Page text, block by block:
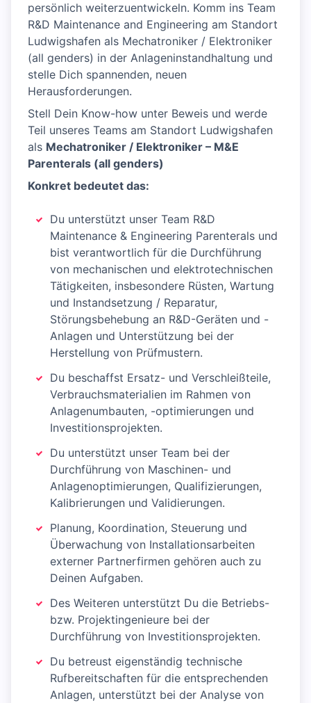
persönlich weiterzuentwickeln. Komm ins Team
R&D Maintenance and Engineering am Standort
Ludwigshafen als Mechatroniker / Elektroniker
(all genders) in der Anlageninstandhaltung und
stelle Dich spannenden, neuen
Herausforderungen.
Stell Dein Know-how unter Beweis und werde
Teil unseres Teams am Standort Ludwigshafen
als Mechatroniker / Elektroniker – M&E
Parenterals (all genders)
Konkret bedeutet das:
Du unterstützt unser Team R&D
Maintenance & Engineering Parenterals und
bist verantwortlich für die Durchführung
von mechanischen und elektrotechnischen
Tätigkeiten, insbesondere Rüsten, Wartung
und Instandsetzung / Reparatur,
Störungsbehebung an R&D-Geräten und -
Anlagen und Unterstützung bei der
Herstellung von Prüfmustern.
Du beschaffst Ersatz- und Verschleißteile,
Verbrauchsmaterialien im Rahmen von
Anlagenumbauten, -optimierungen und
Investitionsprojekten.
Du unterstützt unser Team bei der
Durchführung von Maschinen- und
Anlagenoptimierungen, Qualifizierungen,
Kalibrierungen und Validierungen.
Planung, Koordination, Steuerung und
Überwachung von Installationsarbeiten
externer Partnerfirmen gehören auch zu
Deinen Aufgaben.
Des Weiteren unterstützt Du die Betriebs-
bzw. Projektingenieure bei der
Durchführung von Investitionsprojekten.
Du betreust eigenständig technische
Rufbereitschaften für die entsprechenden
Anlagen, unterstützt bei der Analyse von